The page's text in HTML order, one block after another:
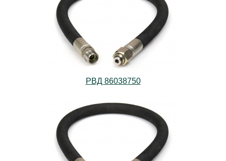
РВД 86038750